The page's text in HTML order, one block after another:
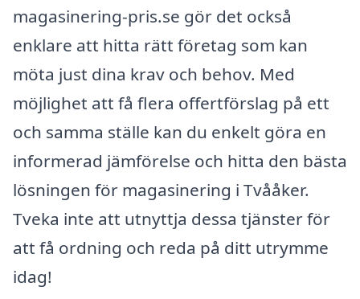
magasinering-pris.se gör det också
enklare att hitta rätt företag som kan
möta just dina krav och behov. Med
möjlighet att få flera offertförslag på ett
och samma ställe kan du enkelt göra en
informerad jämförelse och hitta den bästa
lösningen för magasinering i Tvååker.
Tveka inte att utnyttja dessa tjänster för
att få ordning och reda på ditt utrymme
idag!